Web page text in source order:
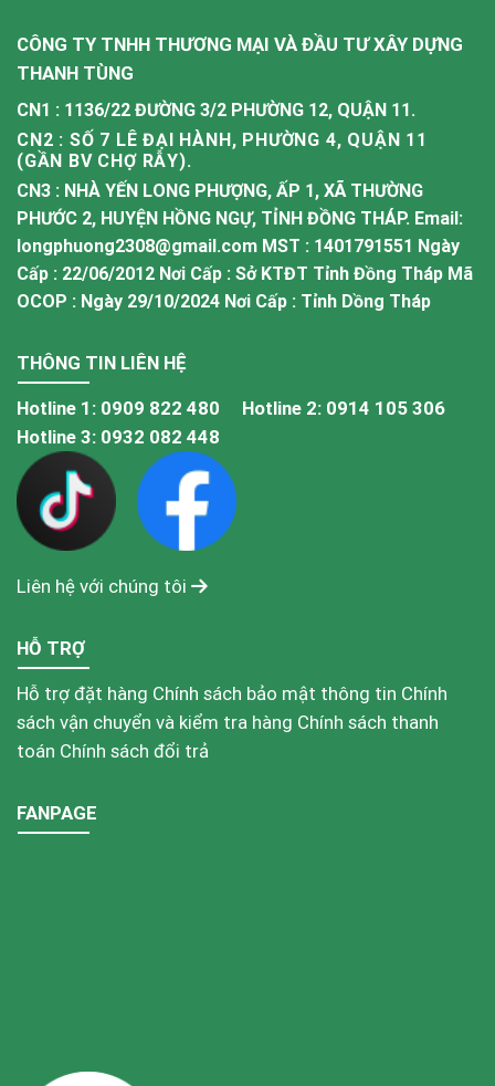
CÔNG TY TNHH THƯƠNG MẠI VÀ ĐẦU TƯ XÂY DỰNG
THANH TÙNG
CN1 : 1136/22 ĐƯỜNG 3/2 PHƯỜNG 12, QUẬN 11.
CN2 : SỐ 7 LÊ ĐẠI HÀNH, PHƯỜNG 4, QUẬN 11
(GẦN BV CHỢ RẪY).
CN3 : NHÀ YẾN LONG PHƯỢNG, ẤP 1, XÃ THƯỜNG
PHƯỚC 2, HUYỆN HỒNG NGỰ, TỈNH ĐỒNG THÁP. Email:
longphuong2308@gmail.com MST : 1401791551 Ngày
Cấp : 22/06/2012 Nơi Cấp : Sở KTĐT Tỉnh Đồng Tháp Mã
OCOP : Ngày 29/10/2024 Nơi Cấp : Tỉnh Dồng Tháp
THÔNG TIN LIÊN HỆ
Hotline 1: 0909 822 480 Hotline 2: 0914 105 306
Hotline 3: 0932 082 448
Liên hệ với chúng tôi
HỖ TRỢ
Hỗ trợ đặt hàng Chính sách bảo mật thông tin Chính
sách vận chuyển và kiểm tra hàng Chính sách thanh
toán Chính sách đổi trả
FANPAGE